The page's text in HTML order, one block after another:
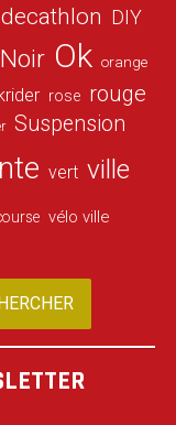
decathlon DIY
Noir Ok orange
rose rouge
Suspension
vert ville
vélo ville